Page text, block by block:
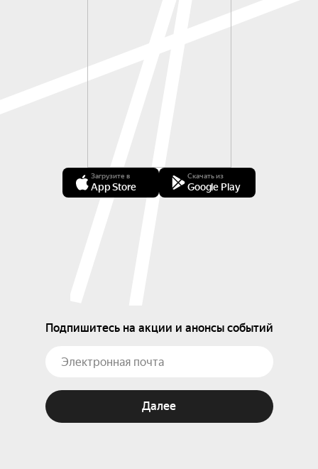
Загрузите в
App Store
Скачать из
Google Play
Подпишитесь на акции и анонсы событий
Далее